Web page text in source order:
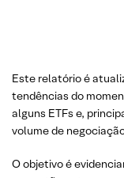
Este relatório é
tendências do
alguns ETFs e,
volume de
O objetivo é